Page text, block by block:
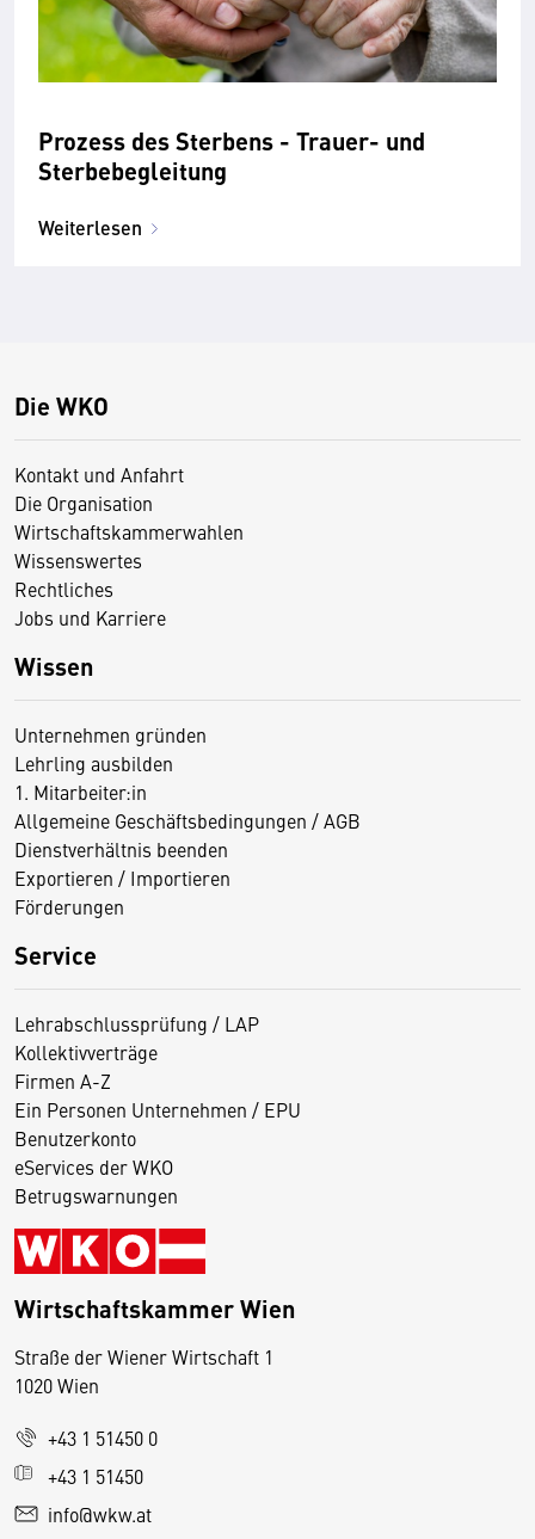
Prozess des Sterbens - Trauer- und
Sterbebegleitung
Weiterlesen
Die WKO
Kontakt und Anfahrt
Die Organisation
Wirtschaftskammerwahlen
Wissenswertes
Rechtliches
Jobs und Karriere
Wissen
Unternehmen gründen
Lehrling ausbilden
1. Mitarbeiter:in
Allgemeine Geschäftsbedingungen / AGB
Dienstverhältnis beenden
Exportieren / Importieren
Förderungen
Service
Lehrabschlussprüfung / LAP
Kollektivverträge
Firmen A-Z
Ein Personen Unternehmen / EPU
Benutzerkonto
eServices der WKO
Betrugswarnungen
Wirtschaftskammer Wien
Straße der Wiener Wirtschaft 1
1020 Wien
+43 1 51450 0
+43 1 51450
info@wkw.at
D
e